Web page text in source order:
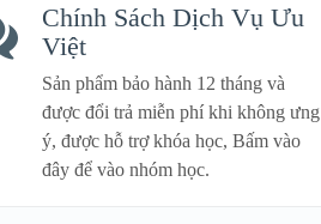
Chính Sách Dịch Vụ Ưu
Việt
Sản phẩm bảo hành 12 tháng và
được đổi trả miễn phí khi không ưng
ý, được hỗ trợ khóa học, Bấm vào
đây để vào nhóm học.